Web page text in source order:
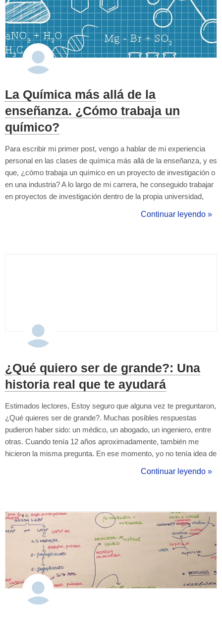
La Química más allá de la
enseñanza. ¿Cómo trabaja un
químico?
Para escribir mi primer post, vengo a hablar de mi experiencia
personal en las clases de química más allá de la enseñanza, y es
que, ¿cómo trabaja un químico en un proyecto de investigación o
en una industria? A lo largo de mi carrera, he conseguido trabajar
en proyectos de investigación dentro de la propia universidad,
dentro de un laboratorio queda lejos de ser una tarea fácil. Para ...
Continuar leyendo »
¿Qué quiero ser de grande?: Una
historia real que te ayudará
Estimados lectores, Estoy seguro que alguna vez te preguntaron,
¿Qué quieres ser de grande?. Muchas posibles respuestas
pudieron haber sido: un médico, un abogado, un ingeniero, entre
otras. Cuando tenía 12 años aproximadamente, también me
hicieron la misma pregunta. En ese momento, yo no tenía idea de
y eso era que me encantaba la ciencia. Conforme avanzaba de
Continuar leyendo »